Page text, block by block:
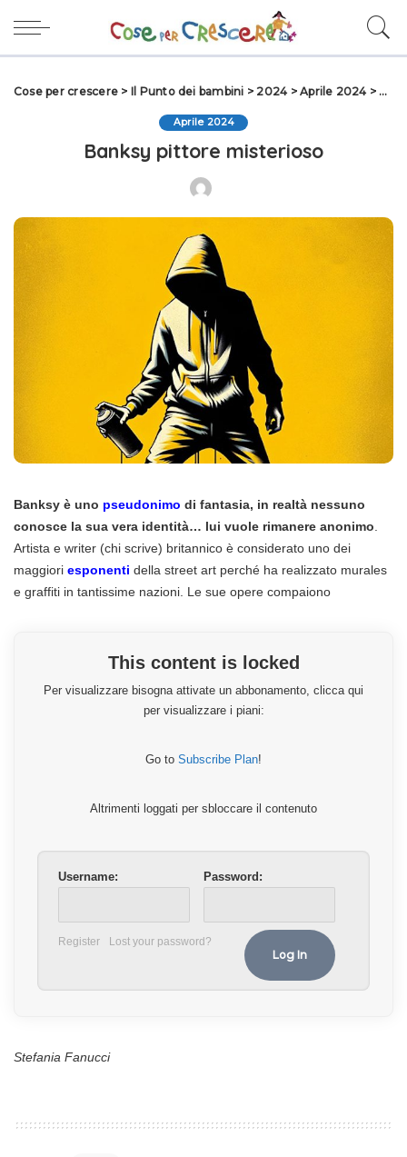
Cose per crescere > Il Punto dei bambini > 2024 >Aprile 2024 >
Aprile 2024
Banksy pittore misterioso
Banksy è uno pseudonimo di fantasia, in realtà nessuno
conosce la sua vera identità… lui vuole rimanere anonimo
Artista e writer (chi scrive) britannico è considerato uno dei
maggiori esponenti della street art perché ha realizzato murales
e graffiti in tantissime nazioni. Le sue opere compaiono
This content is locked
Per visualizzare bisogna attivate un abbonamento, clicca qui
per visualizzare i piani:
Go to Subscribe Plan!
Altrimenti loggati per sbloccare il contenuto
Username: Password:
Register Lost your password?
Stefania Fanucci